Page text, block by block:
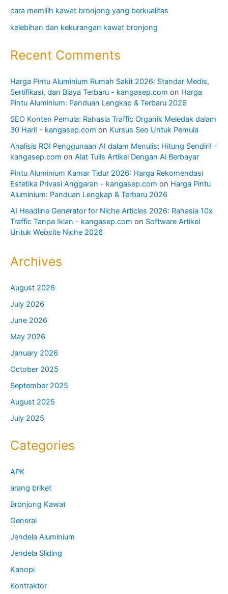
cara memilih kawat bronjong yang berkualitas
kelebihan dan kekurangan kawat bronjong
Recent Comments
Harga Pintu Aluminium Rumah Sakit 2026: Standar Medis,
Sertifikasi, dan Biaya Terbaru - kangasep.com on Harga
Pintu Aluminium: Panduan Lengkap & Terbaru 2026
SEO Konten Pemula: Rahasia Traffic Organik Meledak dalam
30 Hari! - kangasep.com on Kursus Seo Untuk Pemula
Analisis ROI Penggunaan AI dalam Menulis: Hitung Sendiri! -
kangasep.com on Alat Tulis Artikel Dengan Ai Berbayar
Pintu Aluminium Kamar Tidur 2026: Harga Rekomendasi
Estetika Privasi Anggaran - kangasep.com on Harga Pintu
Aluminium: Panduan Lengkap & Terbaru 2026
AI Headline Generator for Niche Articles 2026: Rahasia 10x
Traffic Tanpa Iklan - kangasep.com on Software Artikel
Untuk Website Niche 2026
Archives
August 2026
July 2026
June 2026
May 2026
January 2026
October 2025
September 2025
August 2025
July 2025
Categories
APK
arang briket
Bronjong Kawat
General
Jendela Aluminium
Jendela Sliding
Kanopi
Kontraktor